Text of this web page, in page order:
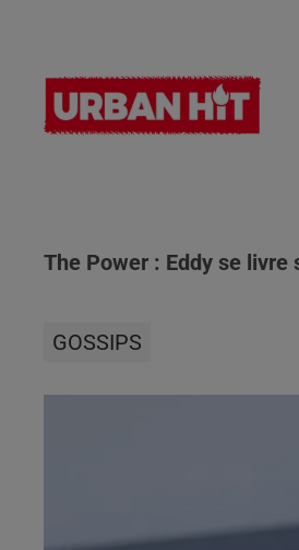
The Power : Eddy se
GOSSIPS